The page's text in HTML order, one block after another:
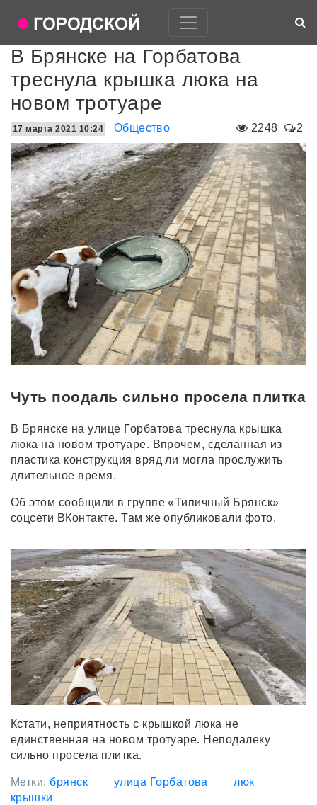
В Брянске на Горбатова
треснула крышка люка на
новом тротуаре
2248 2
17 марта 2021 10:24 Общество
Чуть поодаль сильно просела плитка
В Брянске на улице Горбатова треснула крышка
люка на новом тротуаре. Впрочем, сделанная из
пластика конструкция вряд ли могла прослужить
длительное время.
Об этом сообщили в группе «Типичный Брянск»
соцсети ВКонтакте. Там же опубликовали фото.
Кстати, неприятность с крышкой люка не
единственная на новом тротуаре. Неподалеку
сильно просела плитка.
Метки: брянск улица Горбатова
люк
крышки